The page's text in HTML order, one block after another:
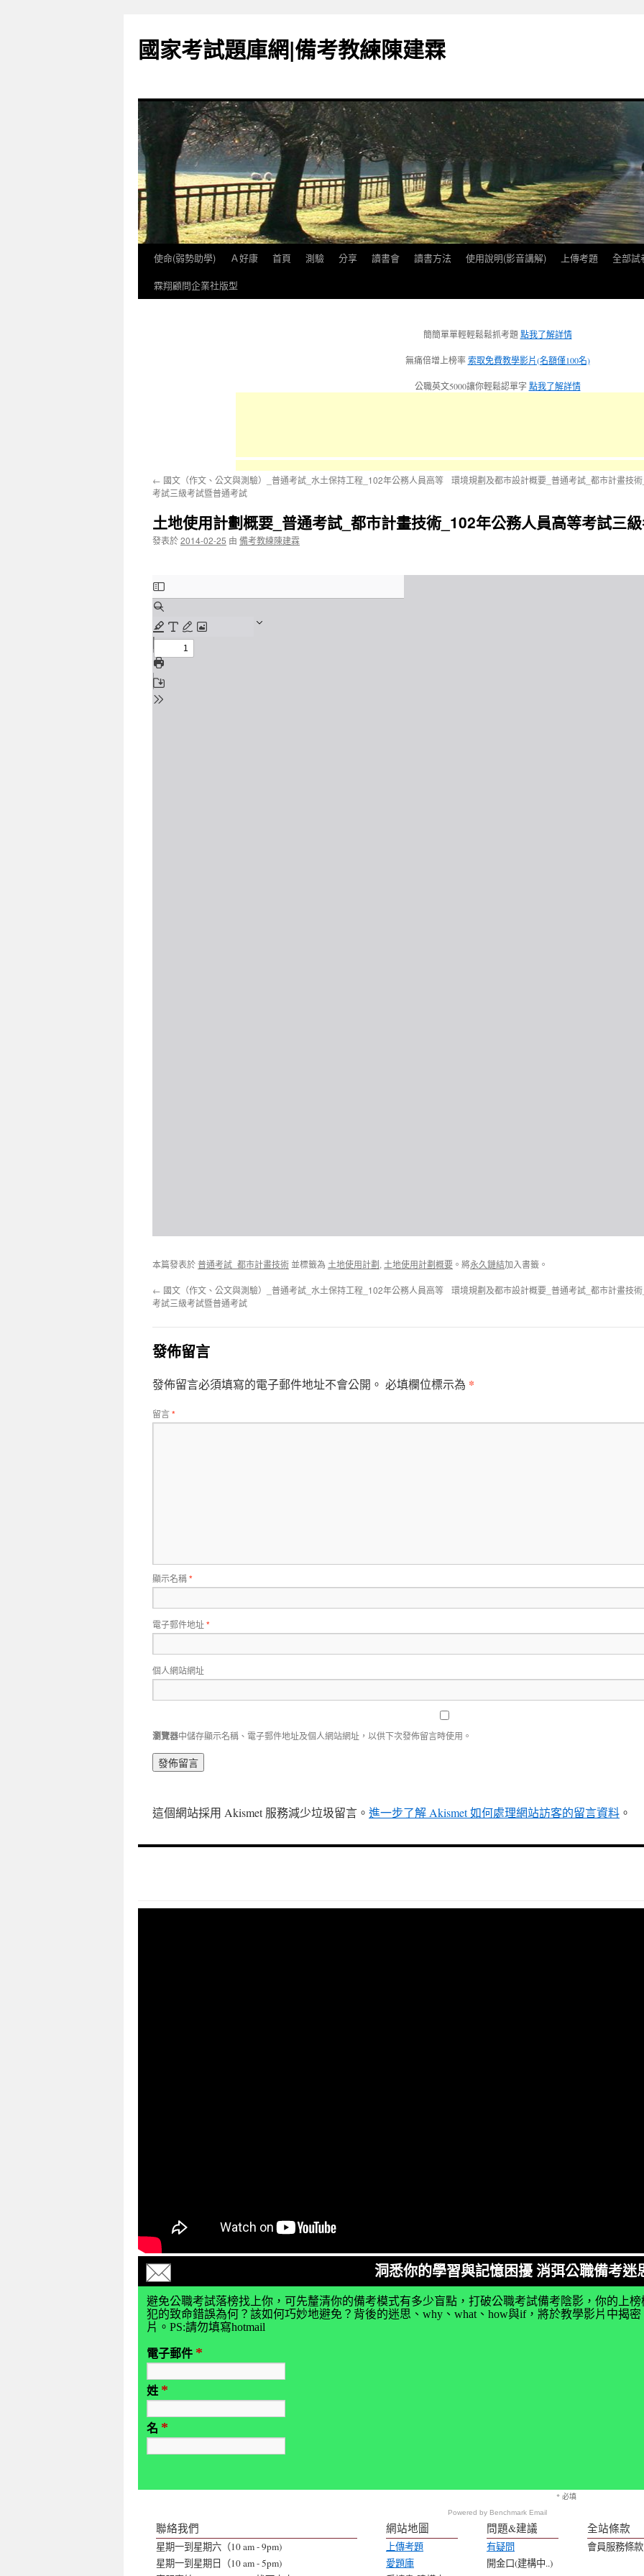
國家考試題庫網|備考教練陳建霖
使命(弱勢助學) Ａ好康 首頁 測驗 分享 讀書會 讀書方法 使用說明(影音講解) 上傳考題
全部試
霖翔顧問企業社版型
簡簡單單輕輕鬆鬆抓考題 點我了解詳情
無痛倍增上榜率 索取免費教學影片(名額僅100名)
公職英文5000讓你輕鬆認單字 點我了解詳情
← 國文（作文、公文與測驗）_普通考試_水土保持工程_102年公務人員高等
考試三級考試暨普通考試
環境規劃及都市設計概要_普通考試_都市計畫技
土地使用計劃概要_普通考試_都市計畫技術_102年公務人員高等考試三
發表於2014-02-25 由 備考教練陳建霖
本篇發表於普通考試_都市計畫技術 並標籤為 土地使用計劃, 土地使用計劃概要 。將永久鏈結加入書籤。
← 國文（作文、公文與測驗）_普通考試_水土保持工程_102年公務人員高等
考試三級考試暨普通考試
環境規劃及都市設計概要_普通考試_都市計畫技
發佈留言
發佈留言必須填寫的電子郵件地址不會公開。 必填欄位標示為 *
留言*
顯示名稱*
電子郵件地址*
個人網站網址
瀏覽器中儲存顯示名稱、電子郵件地址及個人網站網址，以供下次發佈留言時使用。
這個網站採用 Akismet 服務減少垃圾留言。 進一步了解 Akismet 如何處理網站訪客的留言資料 。
洞悉你的學習與記憶困擾 消弭公職備考迷
避免公職考試落榜找上你，可先釐清你的備考模式有多少盲點，打破公職考試備考陰影，你的上
犯的致命錯誤為何？該如何巧妙地避免？背後的迷思、why、what、how與if，將於教學影片中揭
片。PS:請勿填寫hotmail
電子郵件 *
姓 *
名 *
* 必填
Powered by Benchmark Email
聯絡我們
星期一到星期六（10 am - 9pm)
星期一到星期日（10 am - 5pm)
網站地圖
上傳考題
愛題庫
問題&建議
有疑問
開金口(建構中..)
全站條款
會員服務條款